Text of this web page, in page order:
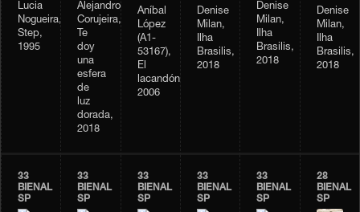
Lucia
Nogueira,
Step,
1995
Alejandro
Corujeira,
Te
doy
una
esfera
de
luz
dorada,
2018
Aníbal
López
(A1-
53167),
El
lacandón,
2006
Denise
Milan,
Ilha
Brasilis,
2018
Denise
Milan,
Ilha
Brasilis,
2018
Denise
Milan,
Ilha
Brasilis,
2018
33
BIENAL
SP
33
BIENAL
SP
33
BIENAL
SP
33
BIENAL
SP
33
BIENAL
SP
28
BIENAL
SP